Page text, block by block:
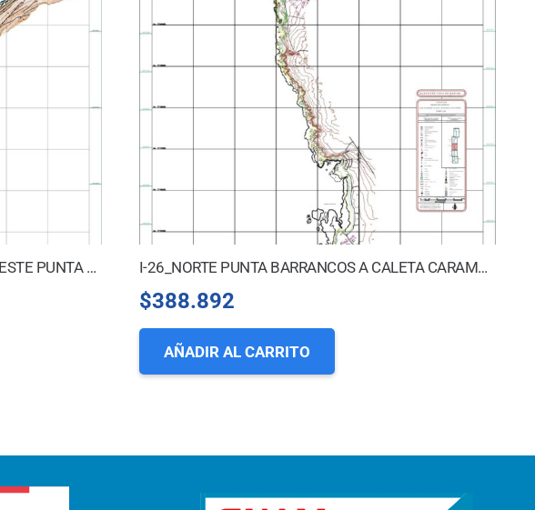
I-22B_SUR PLAYA HUAYQUIQUE A NORESTE PUNTA GRUESA I-26_NORTE PUNTA BARRANCOS A CALETA CARAMUCHO
$388.892
AÑADIR AL CARRITO